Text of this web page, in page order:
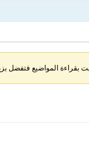
المواضيع فتفضل